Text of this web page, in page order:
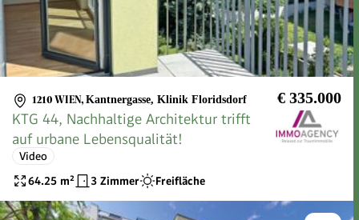
1210 WIEN, Kantnergasse, Klinik Floridsdorf € 335.000
KTG 44, Nachhaltige Architektur trifft
auf urbane Lebensqualität!
Video
64.25 m² 3 Zimmer Freifläche